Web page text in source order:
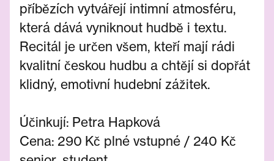
příbězích vytvářejí intimní atmosféru,
která dává vyniknout hudbě i textu.
Recitál je určen všem, kteří mají rádi
kvalitní českou hudbu a chtějí si dopřát
klidný, emotivní hudební zážitek.
Účinkují: Petra Hapková
Cena: 290 Kč plné vstupné / 240 Kč